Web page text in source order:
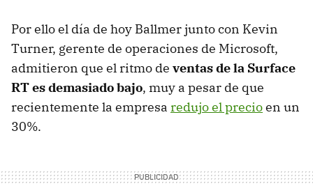
Por ello el día de hoy Ballmer junto con Kevin
Turner, gerente de operaciones de Microsoft,
admitieron que el ritmo de ventas de la Surface
RT es demasiado bajo, muy a pesar de que
recientemente la empresa redujo el precioen un
30%.